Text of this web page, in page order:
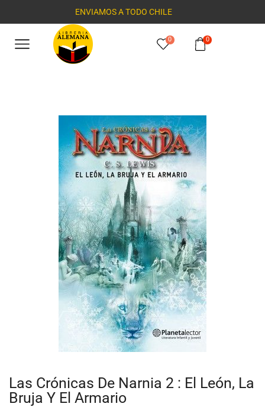
ENVIAMOS A TODO CHILE
0 0
Las Crónicas De Narnia 2 : El León, La
Bruja Y El Armario